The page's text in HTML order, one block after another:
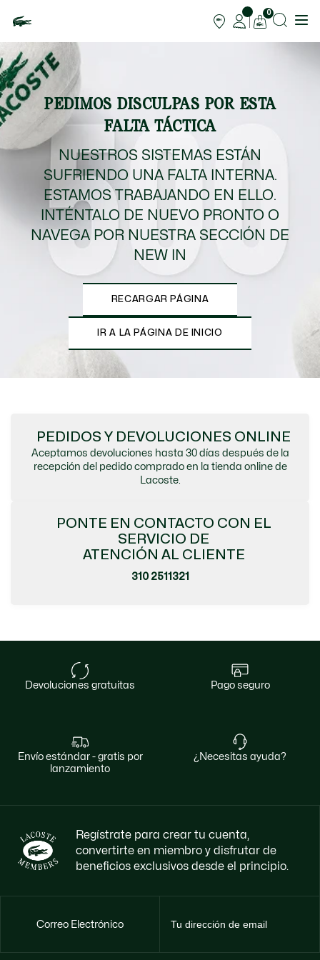
0
PEDIMOS DISCULPAS POR ESTA
FALTA TÁCTICA
NUESTROS SISTEMAS ESTÁN
SUFRIENDO UNA FALTA INTERNA.
ESTAMOS TRABAJANDO EN ELLO.
INTÉNTALO DE NUEVO PRONTO O
NAVEGA POR NUESTRA SECCIÓN DE
NEW IN
RECARGAR PÁGINA
IR A LA PÁGINA DE INICIO
PEDIDOS Y DEVOLUCIONES ONLINE
Aceptamos devoluciones hasta 30 días después de la
recepción del pedido comprado en la tienda online de
Lacoste.
PONTE EN CONTACTO CON EL
SERVICIO DE
ATENCIÓN AL CLIENTE
310 2511321
devoluciones gratuitas pago seguro
envío estándar - gratis por
lanzamiento
¿necesitas ayuda?
Regístrate para crear tu cuenta,
convertirte en miembro y disfrutar de
beneficios exclusivos desde el principio.
Correo Electrónico